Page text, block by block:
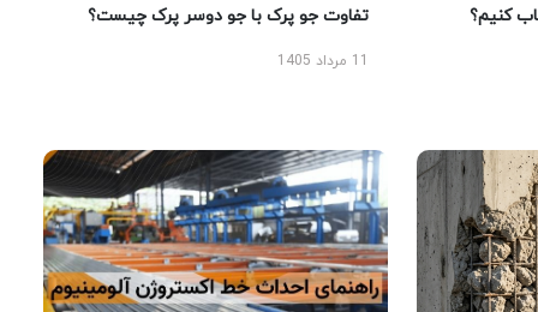
کنیم؟ تفاوت جو پرک با جو دوسر پرک چیست؟